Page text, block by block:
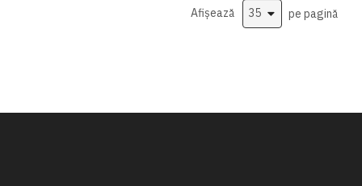
Afișează pe pagină